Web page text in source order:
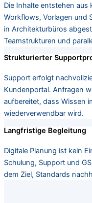
Die Inhalte entstehen
Workflows, Vorlagen und
in Architekturbüros
Teamstrukturen und
Strukturierter
Support erfolgt
Kundenportal. Anfragen
aufbereitet, dass Wissen
wiederverwendbar wird.
Langfristige Begleitung
Digitale Planung ist kein
Schulung, Support und
dem Ziel, Standards